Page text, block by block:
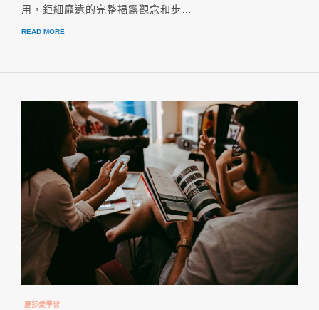
用，鉅細靡遺的完整揭露觀念和步…
READ MORE
麗莎愛學習